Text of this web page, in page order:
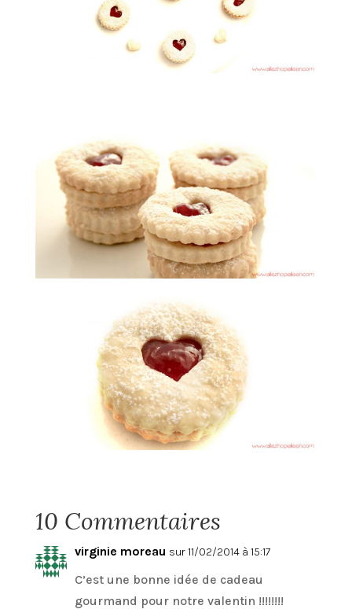
10 Commentaires
virginie moreau sur 11/02/2014 à 15:17
C’est une bonne idée de cadeau
gourmand pour notre valentin !!!!!!!!